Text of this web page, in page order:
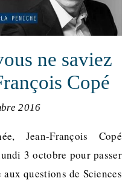
ne saviez
Copé
2016
3 octobre pour passer
questions de Sciences